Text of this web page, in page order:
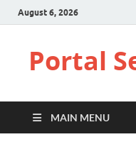
August 6, 2026
Portal
MAIN MENU